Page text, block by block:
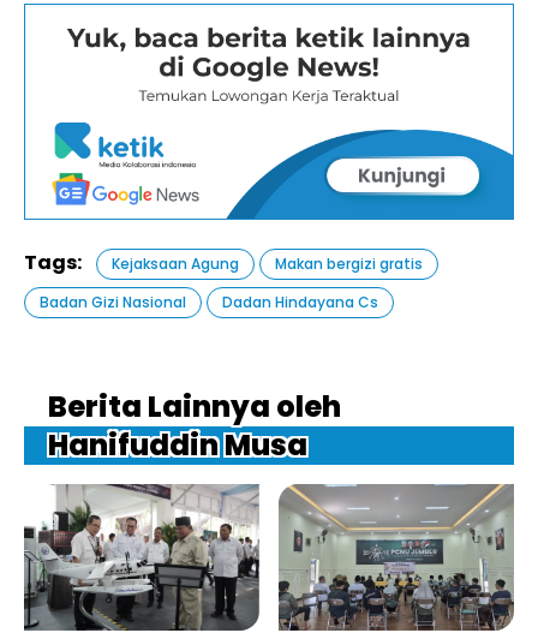
Tags: Kejaksaan Agung
Makan bergizi gratis
Badan Gizi Nasional
Dadan Hindayana Cs
Berita Lainnya oleh
Hanifuddin Musa